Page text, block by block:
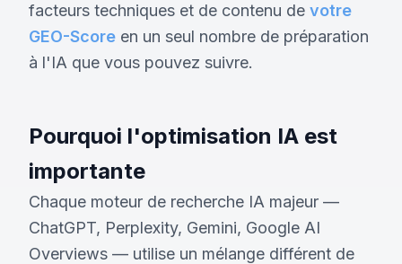
facteurs techniques et de contenu de votre
GEO-Score en un seul nombre de préparation
à l'IA que vous pouvez suivre.
Pourquoi l'optimisation IA est
importante
Chaque moteur de recherche IA majeur —
ChatGPT, Perplexity, Gemini, Google AI
Overviews — utilise un mélange différent de